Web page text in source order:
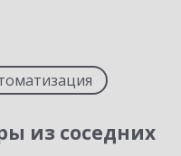
из соседних